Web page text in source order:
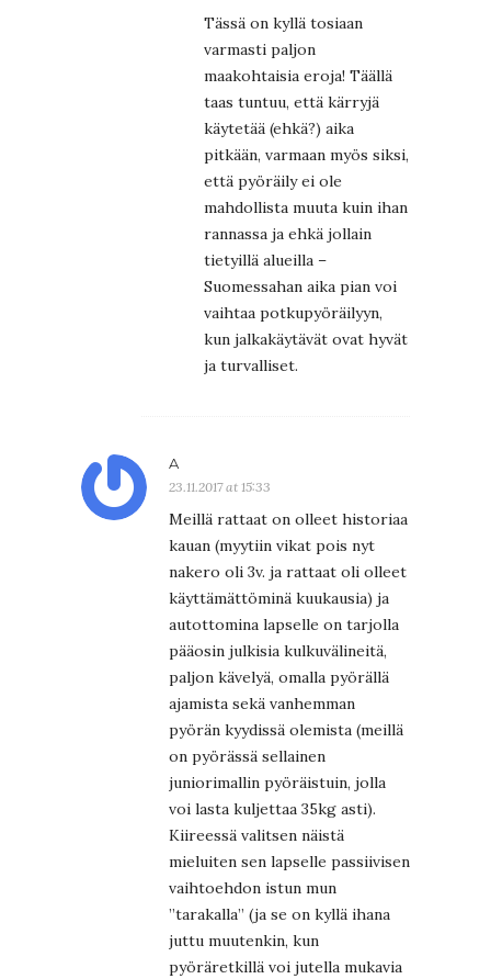
Tässä on kyllä tosiaan
varmasti paljon
maakohtaisia eroja! Täällä
taas tuntuu, että kärryjä
käytetää (ehkä?) aika
pitkään, varmaan myös siksi,
että pyöräily ei ole
mahdollista muuta kuin ihan
rannassa ja ehkä jollain
tietyillä alueilla –
Suomessahan aika pian voi
vaihtaa potkupyöräilyyn,
kun jalkakäytävät ovat hyvät
ja turvalliset.
A
23.11.2017 at 15:33
Meillä rattaat on olleet historiaa
kauan (myytiin vikat pois nyt
nakero oli 3v. ja rattaat oli olleet
käyttämättöminä kuukausia) ja
autottomina lapselle on tarjolla
pääosin julkisia kulkuvälineitä,
paljon kävelyä, omalla pyörällä
ajamista sekä vanhemman
pyörän kyydissä olemista (meillä
on pyörässä sellainen
juniorimallin pyöräistuin, jolla
voi lasta kuljettaa 35kg asti).
Kiireessä valitsen näistä
mieluiten sen lapselle passiivisen
vaihtoehdon istun mun
”tarakalla” (ja se on kyllä ihana
juttu muutenkin, kun
pyöräretkillä voi jutella mukavia